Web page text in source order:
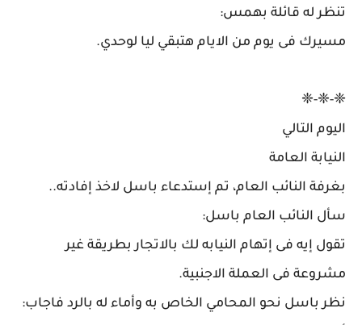
تنظر له قائلة بهمس:
مسيرك فى يوم من الايام هتبقي ليا لوحدي.
❈-❈-❈
اليوم التالي
النيابة العامة
بغرفة النائب العام، تم إستدعاء باسل لاخذ إفادته..
سأل النائب العام باسل:
تقول إيه فى إتهام النيابه لك بالاتجار بطريقة غير
مشروعة فى العملة الاجنبية.
نظر باسل نحو المحامي الخاص به وأماء له بالرد فاجاب: